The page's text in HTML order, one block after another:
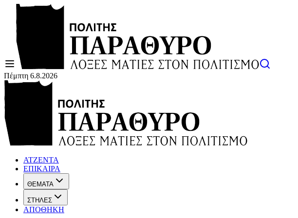
Πέμπτη 6.8.2026
ΑΤΖΕΝΤΑ
ΕΠΙΚΑΙΡΑ
ΘΕΜΑΤΑ
ΣΤΗΛΕΣ
ΑΠΟΘΗΚΗ